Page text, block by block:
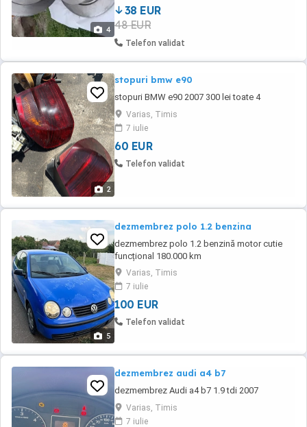
4
38 EUR
48 EUR
Telefon validat
2
stopuri bmw e90
stopuri BMW e90 2007 300 lei toate 4
Varias, Timis
7 iulie
60 EUR
Telefon validat
5
dezmembrez polo 1.2 benzina
dezmembrez polo 1.2 benzină motor cutie
funcțional 180.000 km
Varias, Timis
7 iulie
100 EUR
Telefon validat
dezmembrez audi a4 b7
dezmembrez Audi a4 b7 1.9 tdi 2007
Varias, Timis
7 iulie